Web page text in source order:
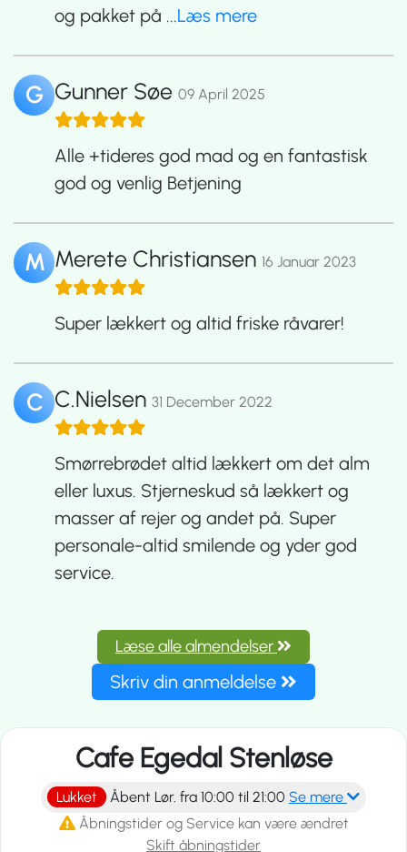
og pakket på ...Læs mere
G Gunner Søe 09 April 2025
Alle +tideres god mad og en fantastisk
god og venlig Betjening
M Merete Christiansen 16 Januar 2023
Super lækkert og altid friske råvarer!
C C.Nielsen 31 December 2022
Smørrebrødet altid lækkert om det alm
eller luxus. Stjerneskud så lækkert og
masser af rejer og andet på. Super
personale-altid smilende og yder god
service.
Læse alle almendelser
Skriv din anmeldelse
Cafe Egedal Stenløse
Lukket Åbent Lør. fra 10:00 til 21:00 Se mere
Åbningstider og Service kan være ændret
Skift åbningstider